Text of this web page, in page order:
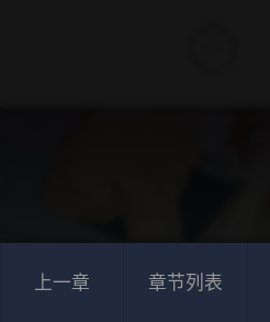
上一章 章节列表